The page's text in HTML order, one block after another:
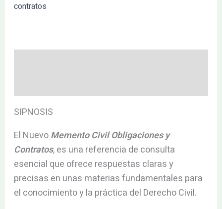
contratos
SIPNOSIS
El NuevoMemento Civil Obligaciones y
Contratos, es una referencia de consulta
esencial que ofrece respuestas claras y
precisas en unas materias fundamentales para
el conocimiento y la práctica del Derecho Civil.